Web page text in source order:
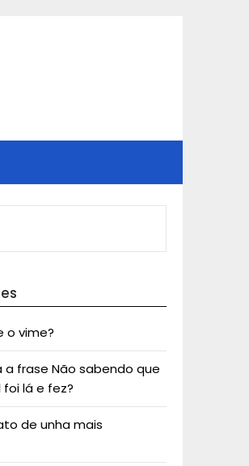
o vime?
a frase Não sabendo que
lá e fez?
de unha mais